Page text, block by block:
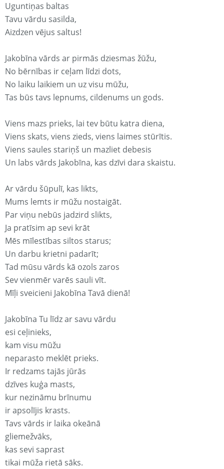
Uguntiņas baltas
Tavu vārdu sasilda,
Aizdzen vējus saltus!
Jakobīna vārds ar pirmās dziesmas žūžu,
No bērnības ir ceļam līdzi dots,
No laiku laikiem un uz visu mūžu,
Tas būs tavs lepnums, cildenums un gods.
Viens mazs prieks, lai tev būtu katra diena,
Viens skats, viens zieds, viens laimes stūrītis.
Viens saules stariņš un mazliet debesis
Un labs vārds Jakobīna, kas dzīvi dara skaistu.
Ar vārdu šūpulī, kas likts,
Mums lemts ir mūžu nostaigāt.
Par viņu nebūs jadzird slikts,
Ja pratīsim ap sevi krāt
Mēs mīlestības siltos starus;
Un darbu krietni padarīt;
Tad mūsu vārds kā ozols zaros
Sev vienmēr varēs sauli vīt.
Mīļi sveicieni Jakobīna Tavā dienā!
Jakobīna Tu līdz ar savu vārdu
esi ceļinieks,
kam visu mūžu
neparasto meklēt prieks.
Ir redzams tajās jūrās
dzīves kuģa masts,
kur nezināmu brīnumu
ir apsolījis krasts.
Tavs vārds ir laika okeānā
gliemežvāks,
kas sevi saprast
tikai mūža rietā sāks.